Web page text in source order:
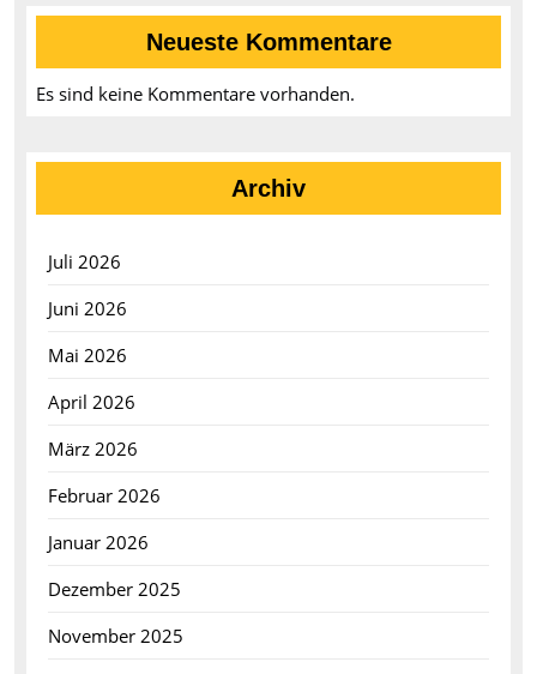
Neueste Kommentare
Es sind keine Kommentare vorhanden.
Archiv
Juli 2026
Juni 2026
Mai 2026
April 2026
März 2026
Februar 2026
Januar 2026
Dezember 2025
November 2025